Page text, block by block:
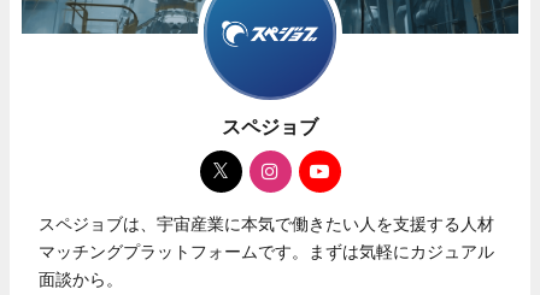
スペジョブ
スペジョブは、宇宙産業に本気で働きたい人を支援する人材
マッチングプラットフォームです。まずは気軽にカジュアル
面談から。